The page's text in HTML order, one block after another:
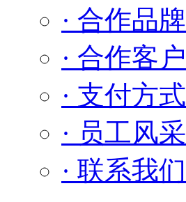
· 合作品牌
· 合作客户
· 支付方式
· 员工风采
· 联系我们